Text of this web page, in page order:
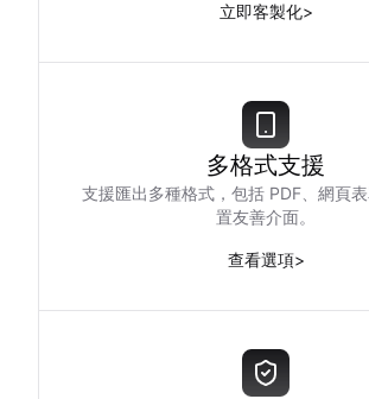
立即客製化>
多格式支援
支援匯出多種格式，包括 PDF、網頁
置友善介面。
查看選項>